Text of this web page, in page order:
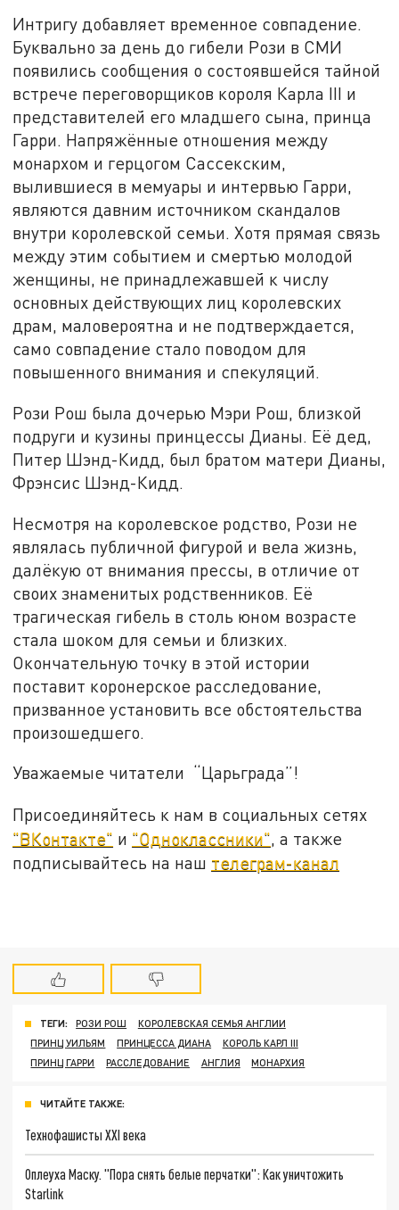
Интригу добавляет временное совпадение.
Буквально за день до гибели Рози в СМИ
появились сообщения о состоявшейся тайной
встрече переговорщиков короля Карла III и
представителей его младшего сына, принца
Гарри. Напряжённые отношения между
монархом и герцогом Сассекским,
вылившиеся в мемуары и интервью Гарри,
являются давним источником скандалов
внутри королевской семьи. Хотя прямая связь
между этим событием и смертью молодой
женщины, не принадлежавшей к числу
основных действующих лиц королевских
драм, маловероятна и не подтверждается,
само совпадение стало поводом для
повышенного внимания и спекуляций.
Рози Рош была дочерью Мэри Рош, близкой
подруги и кузины принцессы Дианы. Её дед,
Питер Шэнд-Кидд, был братом матери Дианы,
Фрэнсис Шэнд-Кидд.
Несмотря на королевское родство, Рози не
являлась публичной фигурой и вела жизнь,
далёкую от внимания прессы, в отличие от
своих знаменитых родственников. Её
трагическая гибель в столь юном возрасте
стала шоком для семьи и близких.
Окончательную точку в этой истории
поставит коронерское расследование,
призванное установить все обстоятельства
произошедшего.
Уважаемые читатели “Царьграда”!
Присоединяйтесь к нам в социальных сетях
"ВКонтакте" и "Одноклассники", а также
подписывайтесь на наш телеграм-канал
ТЕГИ: РОЗИ РОШ
КОРОЛЕВСКАЯ СЕМЬЯ АНГЛИИ
ПРИНЦ УИЛЬЯМ
ПРИНЦЕССА ДИАНА
КОРОЛЬ КАРЛ III
ПРИНЦ ГАРРИ
РАССЛЕДОВАНИЕ АНГЛИЯ МОНАРХИЯ
ЧИТАЙТЕ ТАКЖЕ:
Технофашисты XXI века
Оплеуха Маску. "Пора снять белые перчатки": Как уничтожить
Starlink